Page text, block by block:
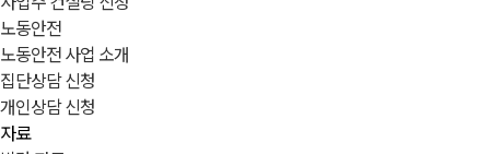
노동안전
노동안전 사업 소개
집단상담 신청
개인상담 신청
자료